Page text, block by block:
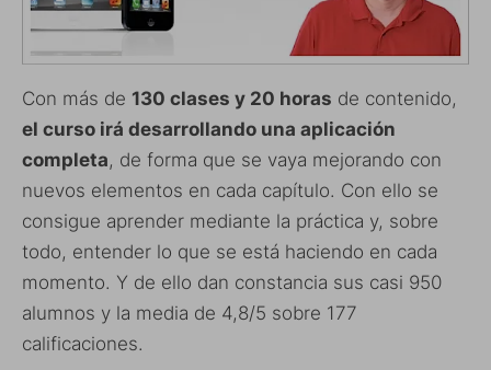
Con más de 130 clases y 20 horas de contenido,
el curso irá desarrollando una aplicación
completa, de forma que se vaya mejorando con
nuevos elementos en cada capítulo. Con ello se
consigue aprender mediante la práctica y, sobre
todo, entender lo que se está haciendo en cada
momento. Y de ello dan constancia sus casi 950
alumnos y la media de 4,8/5 sobre 177
calificaciones.